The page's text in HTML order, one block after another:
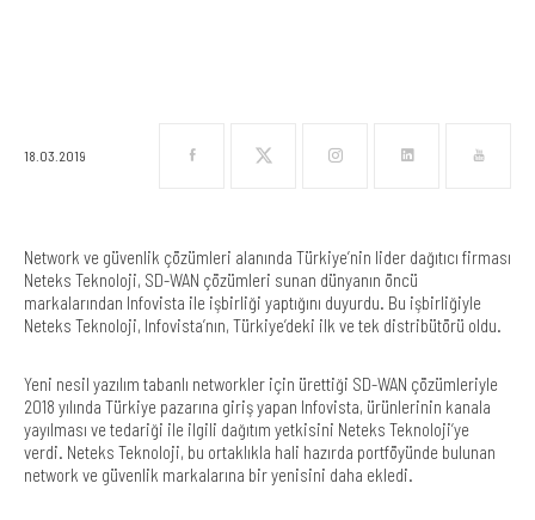
18.03.2019
Network ve güvenlik çözümleri alanında Türkiye’nin lider dağıtıcı firması
Neteks Teknoloji, SD-WAN çözümleri sunan dünyanın öncü
markalarından Infovista ile işbirliği yaptığını duyurdu. Bu işbirliğiyle
Neteks Teknoloji, Infovista’nın, Türkiye’deki ilk ve tek distribütörü oldu.
Yeni nesil yazılım tabanlı networkler için ürettiği SD-WAN çözümleriyle
2018 yılında Türkiye pazarına giriş yapan Infovista, ürünlerinin kanala
yayılması ve tedariği ile ilgili dağıtım yetkisini Neteks Teknoloji’ye
verdi. Neteks Teknoloji, bu ortaklıkla hali hazırda portföyünde bulunan
network ve güvenlik markalarına bir yenisini daha ekledi.